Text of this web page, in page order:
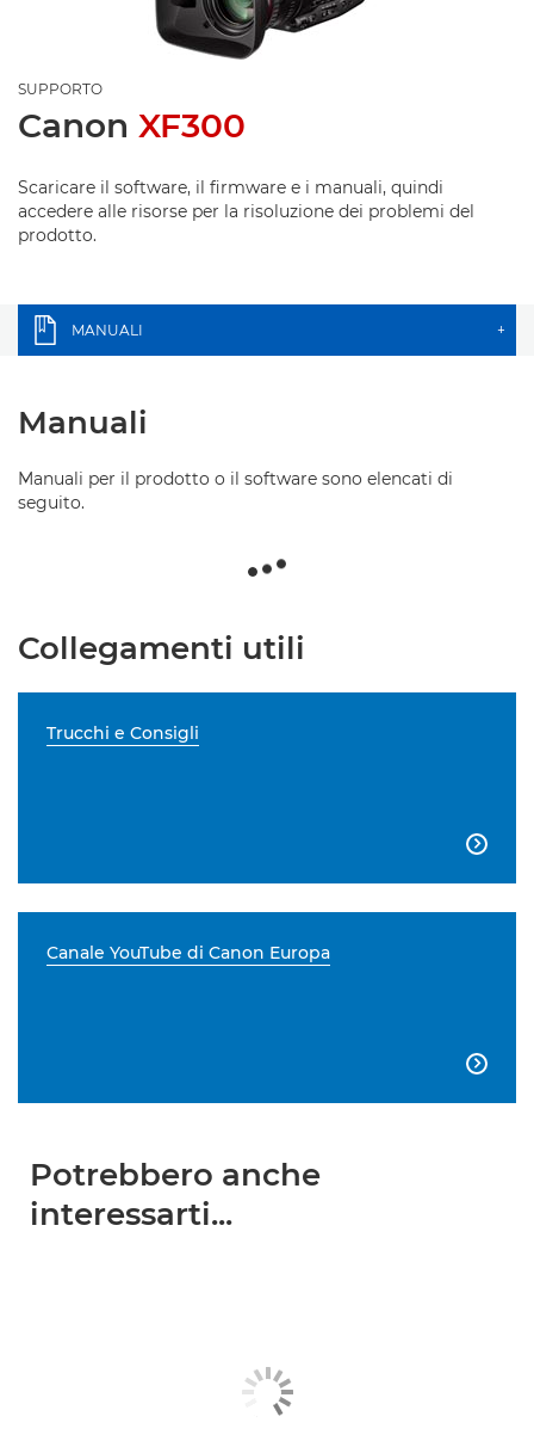
SUPPORTO
Canon XF300
Scaricare il software, il firmware e i manuali, quindi
accedere alle risorse per la risoluzione dei problemi del
prodotto.
MANUALI +
Manuali
Manuali per il prodotto o il software sono elencati di
seguito.
Collegamenti utili
Trucchi e Consigli

Canale YouTube di Canon Europa

Potrebbero anche
interessarti...